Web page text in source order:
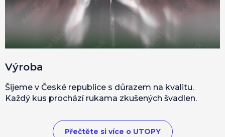
Výroba
Šijeme v České republice s důrazem na kvalitu.
Každý kus prochází rukama zkušených švadlen.
Přečtěte si více o UTOPY